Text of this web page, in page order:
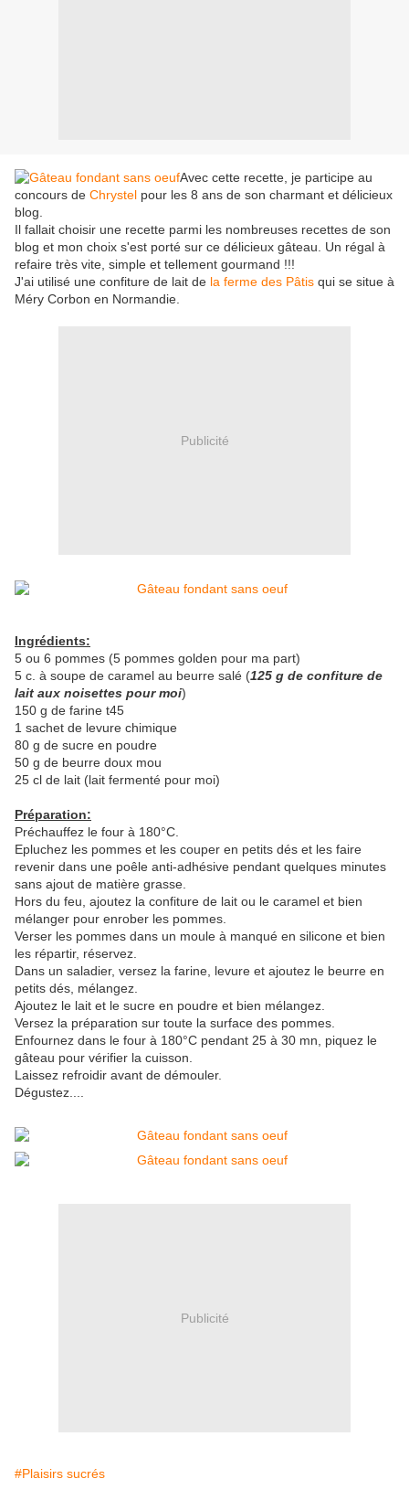
Avec cette recette, je participe au
concours de Chrystel pour les 8 ans de son charmant et délicieux
blog.
Il fallait choisir une recette parmi les nombreuses recettes de son
blog et mon choix s'est porté sur ce délicieux gâteau. Un régal à
refaire très vite, simple et tellement gourmand !!!
J'ai utilisé une confiture de lait de la ferme des Pâtis qui se situe à
Méry Corbon en Normandie.
Publicité
Ingrédients:
5 ou 6 pommes (5 pommes golden pour ma part)
5 c. à soupe de caramel au beurre salé (125 g de confiture de
lait aux noisettes pour moi)
150 g de farine t45
1 sachet de levure chimique
80 g de sucre en poudre
50 g de beurre doux mou
25 cl de lait (lait fermenté pour moi)
Préparation:
Préchauffez le four à 180°C.
Epluchez les pommes et les couper en petits dés et les faire
revenir dans une poêle anti-adhésive pendant quelques minutes
sans ajout de matière grasse.
Hors du feu, ajoutez la confiture de lait ou le caramel et bien
mélanger pour enrober les pommes.
Verser les pommes dans un moule à manqué en silicone et bien
les répartir, réservez.
Dans un saladier, versez la farine, levure et ajoutez le beurre en
petits dés, mélangez.
Ajoutez le lait et le sucre en poudre et bien mélangez.
Versez la préparation sur toute la surface des pommes.
Enfournez dans le four à 180°C pendant 25 à 30 mn, piquez le
gâteau pour vérifier la cuisson.
Laissez refroidir avant de démouler.
Dégustez....
Publicité
#Plaisirs sucrés